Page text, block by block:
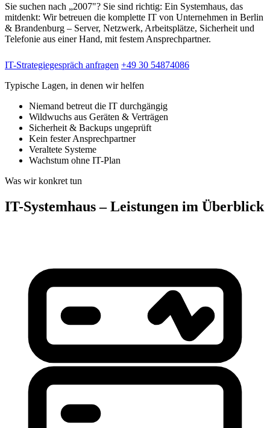
Sie suchen nach „2007"? Sie sind richtig: Ein Systemhaus, das
mitdenkt: Wir betreuen die komplette IT von Unternehmen in Berlin
& Brandenburg – Server, Netzwerk, Arbeitsplätze, Sicherheit und
Telefonie aus einer Hand, mit festem Ansprechpartner.
IT-Strategiegespräch anfragen +49 30 54874086
Typische Lagen, in denen wir helfen
Niemand betreut die IT durchgängig
Wildwuchs aus Geräten & Verträgen
Sicherheit & Backups ungeprüft
Kein fester Ansprechpartner
Veraltete Systeme
Wachstum ohne IT-Plan
Was wir konkret tun
IT-Systemhaus – Leistungen im Überblick